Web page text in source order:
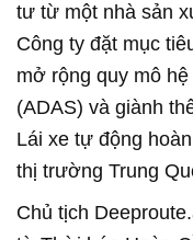
tư từ một nhà sản
Công ty đặt mục
mở rộng quy mô
(ADAS) và giành
Lái xe tự động
thị trường Trung
Chủ tịch